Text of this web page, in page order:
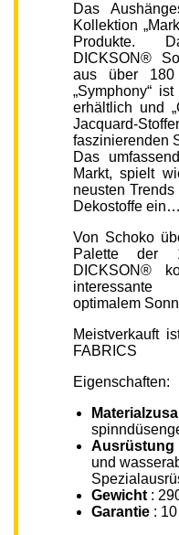
Das
Kollektion
Produkte.
DICKSON®
aus über 180
„Symphony“
erhältlich und
Jacquard-
faszinierenden
Das
Markt, spielt
neusten
Dekostoffe
Von Schoko
Palette der
DICKSON®
interessante
optimalem
Meistverkauft
FABRICS
Eigenschaften:
Ausrüstung
und
Gewicht :
Garantie :